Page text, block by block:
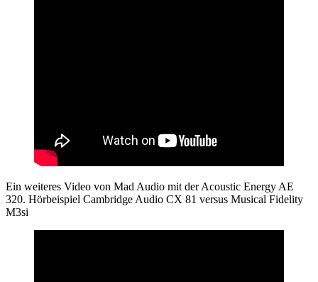
Ein weiteres Video von Mad Audio mit der Acoustic Energy AE
320. Hörbeispiel Cambridge Audio CX 81 versus Musical Fidelity
M3si